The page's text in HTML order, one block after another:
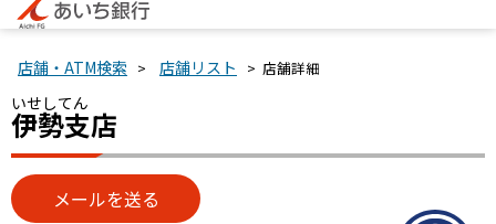
店舗・ATM検索 > 店舗リスト > 店舗詳細
いせしてん
伊勢支店